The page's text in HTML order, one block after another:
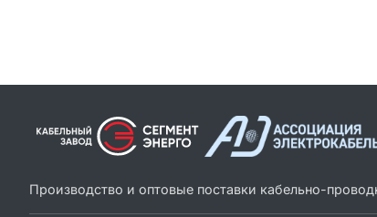
Производство и оптовые поставки кабельно-